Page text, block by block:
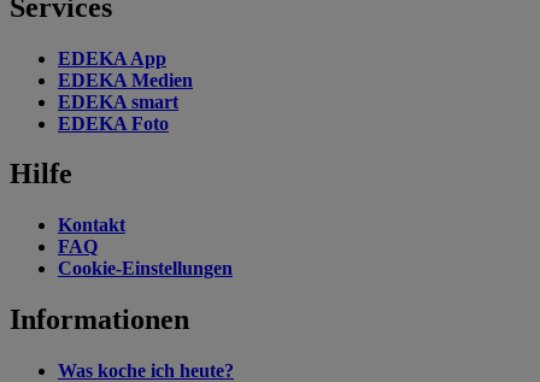
Services
EDEKA App
EDEKA Medien
EDEKA smart
EDEKA Foto
Hilfe
Kontakt
FAQ
Cookie-Einstellungen
Informationen
Was koche ich heute?